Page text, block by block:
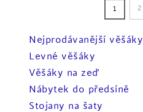
1 2
Nejprodávanější věšáky
Levné věšáky
Věšáky na zeď
Nábytek do předsíně
Stojany na šaty